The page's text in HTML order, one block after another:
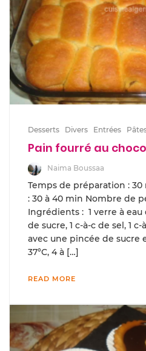
Desserts Divers Entrées
Pain fourré au
Naima Boussaa
Temps de préparation :
: 30 à 40 min Nombre de
Ingrédients : 1 verre à eau
de sucre, 1 c-à-c de sel, 1
avec une pincée de sucre
37°C, 4 à […]
READ MORE